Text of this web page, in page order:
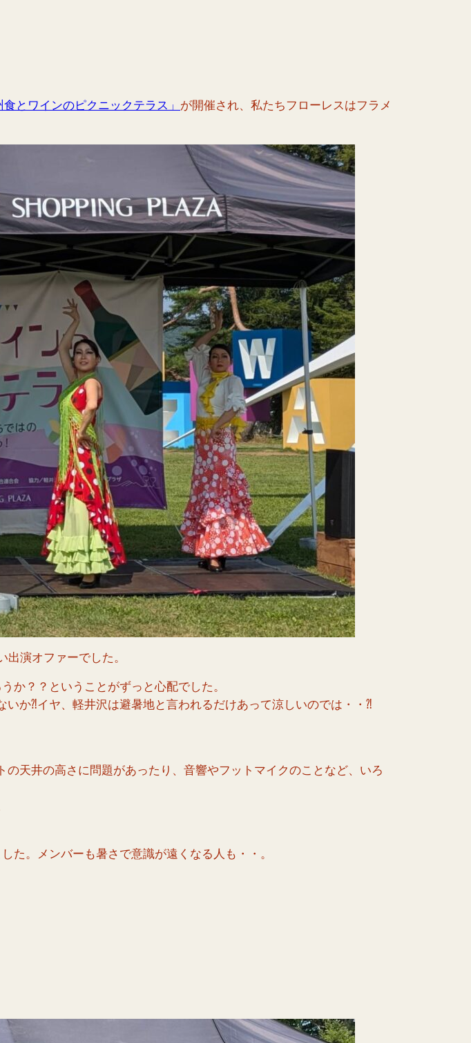
食とワインのピクニックテラス」 が開催され、私たちフローレスはフラメ
演オファーでした。
か？？ということがずっと心配でした。
か⁈イヤ、軽井沢は避暑地と言われるだけあって涼しいのでは・・⁈
天井の高さに問題があったり、音響やフットマイクのことなど、いろ
た。メンバーも暑さで意識が遠くなる人も・・。